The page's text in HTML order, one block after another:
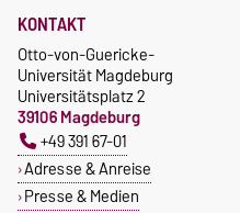
KONTAKT
Otto-von-Guericke-
Universität Magdeburg
Universitätsplatz 2
39106 Magdeburg
+49 391 67-01
Adresse & Anreise
Presse & Medien